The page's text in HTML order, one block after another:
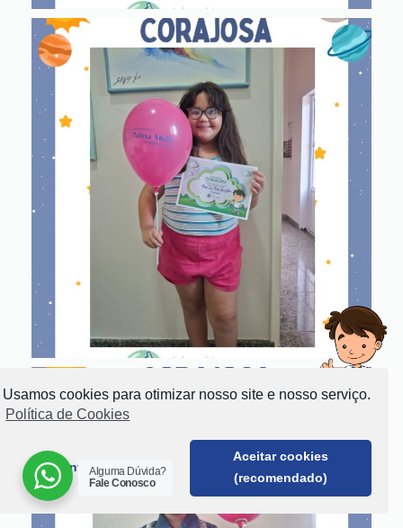
Usamos cookies para otimizar nosso site e nosso serviço.
Política de Cookies
Somente funcional
Aceitar cookies
(recomendado)
Alguma Dúvida?
Fale Conosco